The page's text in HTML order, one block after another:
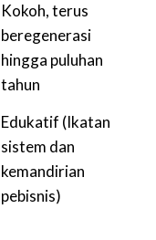
Kokoh, terus
beregenerasi
hingga puluhan
tahun
Edukatif (Ikatan
sistem dan
kemandirian
pebisnis)